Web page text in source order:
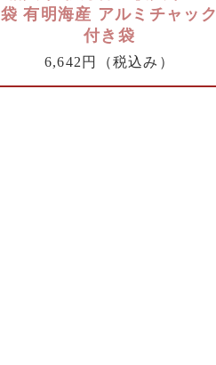
袋 有明海産 アルミチャック
付き袋
6,642円 （税込み）